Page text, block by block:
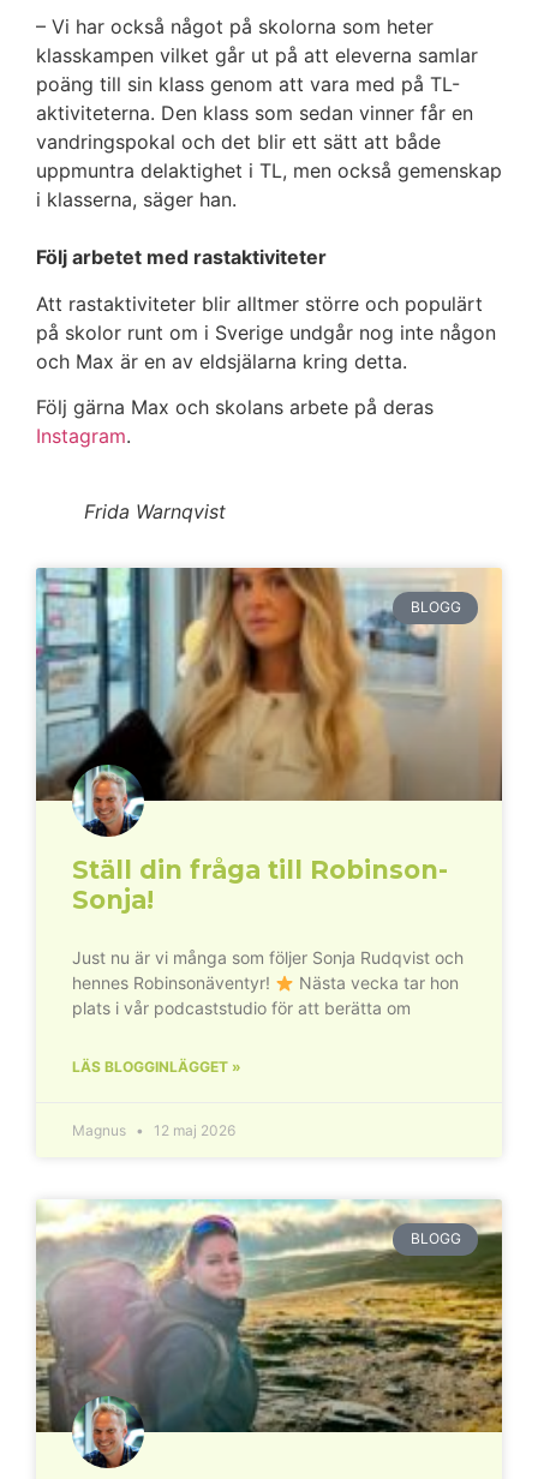
– Vi har också något på skolorna som heter
klasskampen vilket går ut på att eleverna samlar
poäng till sin klass genom att vara med på TL-
aktiviteterna. Den klass som sedan vinner får en
vandringspokal och det blir ett sätt att både
uppmuntra delaktighet i TL, men också gemenskap
i klasserna, säger han.
Följ arbetet med rastaktiviteter
Att rastaktiviteter blir alltmer större och populärt
på skolor runt om i Sverige undgår nog inte någon
och Max är en av eldsjälarna kring detta.
Följ gärna Max och skolans arbete på deras
Instagram.
Frida Warnqvist
BLOGG
Ställ din fråga till Robinson-
Sonja!
Just nu är vi många som följer Sonja Rudqvist och
hennes Robinsonäventyr!
Nästa vecka tar hon
plats i vår podcaststudio för att berätta om
LÄS BLOGGINLÄGGET »
Magnus 12 maj 2026
BLOGG